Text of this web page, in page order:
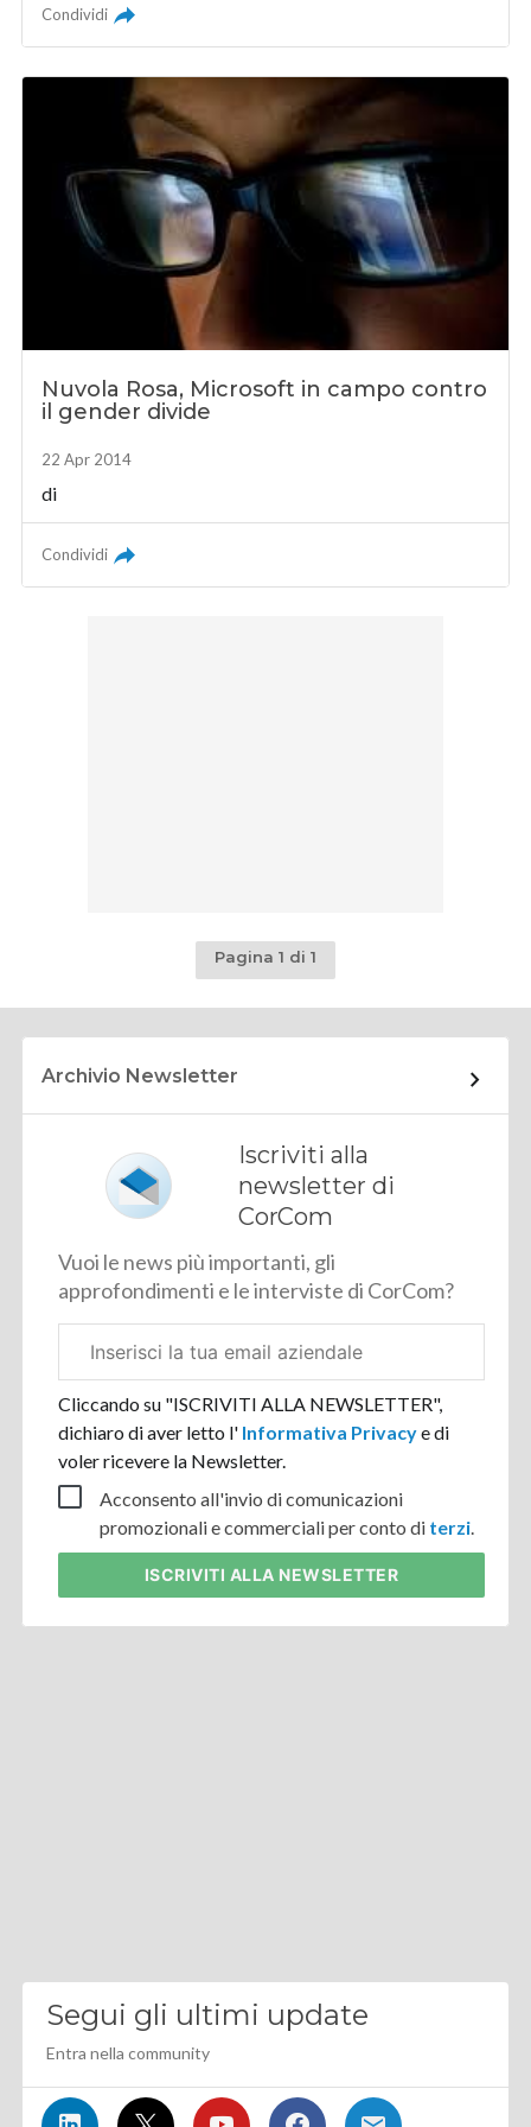
Condividi
Nuvola Rosa, Microsoft in campo contro
il gender divide
22 Apr 2014
di
Condividi
Pagina 1 di 1
Archivio Newsletter
Iscriviti alla
newsletter di
CorCom
Vuoi le news più importanti, gli
approfondimenti e le interviste di CorCom?
aziendale
Cliccando su "ISCRIVITI ALLA NEWSLETTER",
dichiaro di aver letto l' Informativa Privacye di
voler ricevere la Newsletter.
Acconsento all'invio di comunicazioni
promozionali e commerciali per conto di terzi.
ISCRIVITI ALLA NEWSLETTER
Segui gli ultimi update
Entra nella community